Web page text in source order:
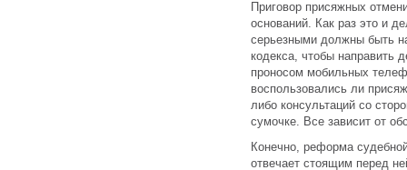
Приговор присяжных
оснований. Как раз это и
серьезными должны быть
кодекса, чтобы направить
проносом мобильных
воспользовались ли
либо консультаций со
сумочке. Все зависит от
Конечно, реформа
отвечает стоящим перед